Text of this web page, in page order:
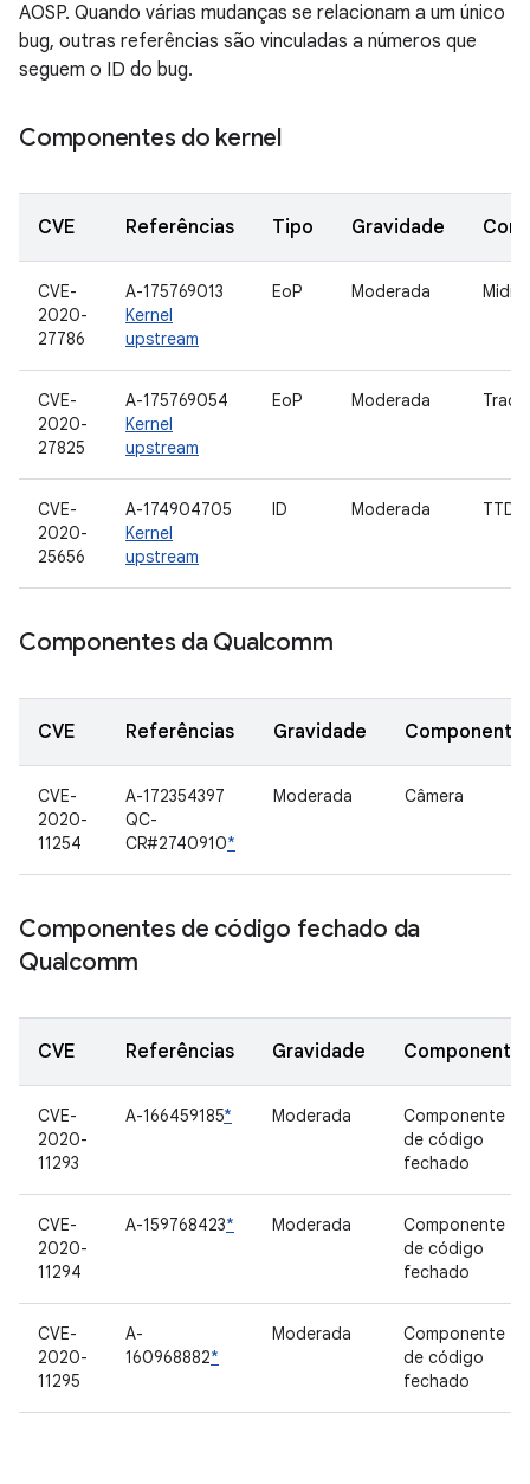
AOSP. Quando várias mudanças se relacionam a um único
bug, outras referências são vinculadas a números que
seguem o ID do bug.
Componentes do kernel
CVE Referências Tipo Gravidade
CVE-
2020-
27786
A-175769013
Kernel
upstream
EoP Moderada Midi
CVE-
2020-
27825
A-175769054
Kernel
upstream
EoP Moderada
CVE-
2020-
25656
A-174904705
Kernel
upstream
ID Moderada TTD
Componentes da Qualcomm
CVE Referências Gravidade Componente
CVE-
2020-
11254
A-172354397
QC-
CR#2740910*
Moderada Câmera
Componentes de código fechado da
Qualcomm
CVE Referências Gravidade Componente
CVE-
2020-
11293
A-166459185* Moderada
Componente
de código
fechado
CVE-
2020-
11294
A-159768423* Moderada
Componente
de código
fechado
CVE-
2020-
11295
A-
160968882*
Moderada
Componente
de código
fechado